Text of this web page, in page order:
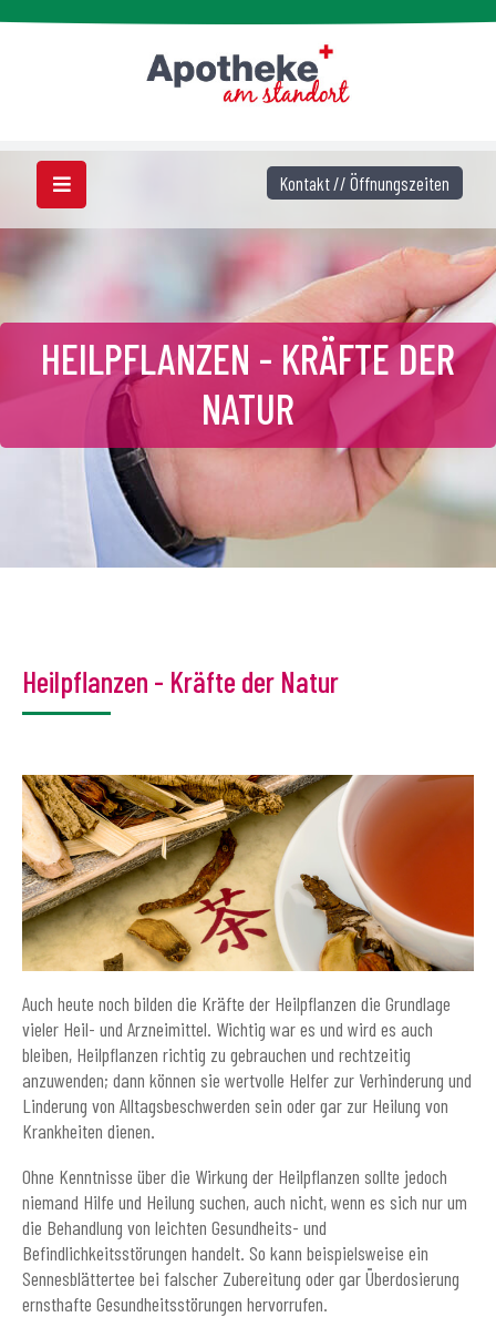
HEILPFLANZEN - KRÄFTE DER
NATUR
Heilpflanzen - Kräfte der Natur
Auch heute noch bilden die Kräfte der Heilpflanzen die Grundlage
vieler Heil- und Arzneimittel. Wichtig war es und wird es auch
bleiben, Heilpflanzen richtig zu gebrauchen und rechtzeitig
anzuwenden; dann können sie wertvolle Helfer zur Verhinderung und
Linderung von Alltagsbeschwerden sein oder gar zur Heilung von
Krankheiten dienen.
Ohne Kenntnisse über die Wirkung der Heilpflanzen sollte jedoch
niemand Hilfe und Heilung suchen, auch nicht, wenn es sich nur um
die Behandlung von leichten Gesundheits- und
Befindlichkeitsstörungen handelt. So kann beispielsweise ein
Sennesblättertee bei falscher Zubereitung oder gar Überdosierung
ernsthafte Gesundheitsstörungen hervorrufen.
Kontakt // Öffnungszeiten